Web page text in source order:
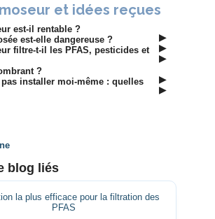
et idées reçues
▶
est-il rentable ?
▶
est-elle dangereuse ?
▶
filtre-t-il les PFAS, pesticides et
▶
?
▶
installer moi-même : quelles
blog liés